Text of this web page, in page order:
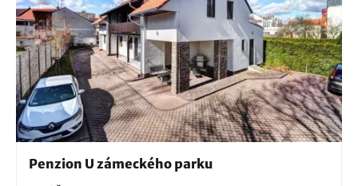
Penzion U zámeckého parku